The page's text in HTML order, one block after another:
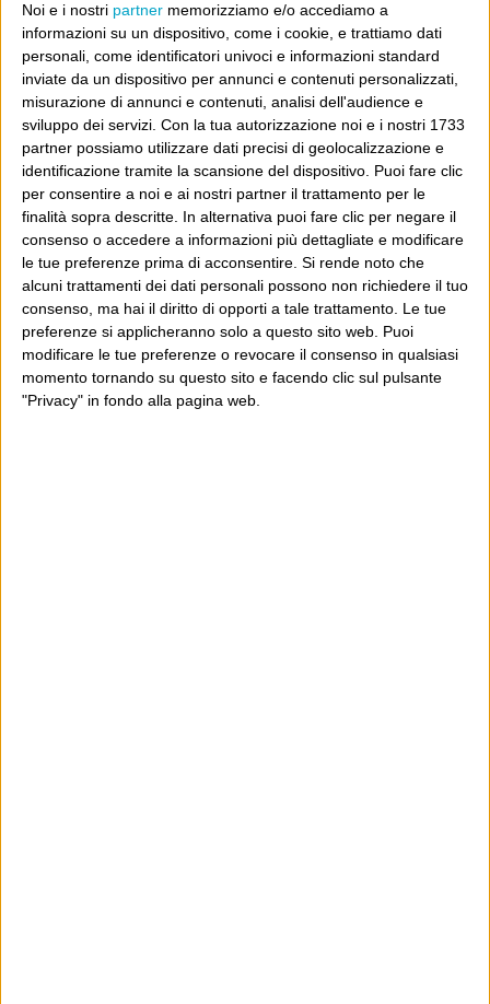
Noi e i nostri partner memorizziamo e/o accediamo a
informazioni su un dispositivo, come i cookie, e trattiamo dati
personali, come identificatori univoci e informazioni standard
inviate da un dispositivo per annunci e contenuti personalizzati,
misurazione di annunci e contenuti, analisi dell'audience e
sviluppo dei servizi. Con la tua autorizzazione noi e i nostri 1733
partner possiamo utilizzare dati precisi di geolocalizzazione e
identificazione tramite la scansione del dispositivo. Puoi fare clic
per consentire a noi e ai nostri partner il trattamento per le
finalità sopra descritte. In alternativa puoi fare clic per negare il
consenso o accedere a informazioni più dettagliate e modificare
le tue preferenze prima di acconsentire. Si rende noto che
alcuni trattamenti dei dati personali possono non richiedere il tuo
consenso, ma hai il diritto di opporti a tale trattamento. Le tue
preferenze si applicheranno solo a questo sito web. Puoi
modificare le tue preferenze o revocare il consenso in qualsiasi
momento tornando su questo sito e facendo clic sul pulsante
"Privacy" in fondo alla pagina web.
proprio da qui, e dal voler portare gli approcci di
questo blog dentro a un progetto più grande.
Poi il Post è cresciuto ed è diventato anche altro:
un progetto giornalistico che prosegue da oltre 16
anni, grazie a chi lo scopre, lo apprezza e lo
consiglia in giro.
Leggi il Post, magari ti piace
Luca Sofri Wittgenstein